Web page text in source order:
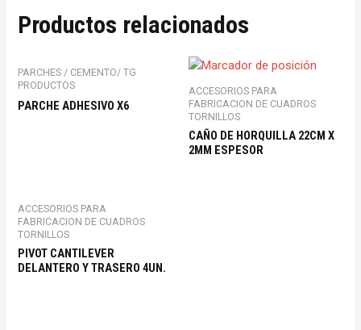
Productos relacionados
PARCHES / CEMENTO/ TG
PRODUCTOS
PARCHE ADHESIVO X6
ACCESORIOS PARA
FABRICACION DE CUADROS
TORNILLOS
CAÑO DE HORQUILLA 22CM X
2MM ESPESOR
ACCESORIOS PARA
FABRICACION DE CUADROS
TORNILLOS
PIVOT CANTILEVER
DELANTERO Y TRASERO 4UN.